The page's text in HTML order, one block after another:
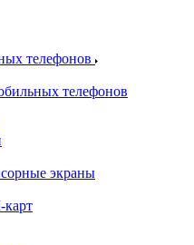
телефонов
телефонов
экраны
карт